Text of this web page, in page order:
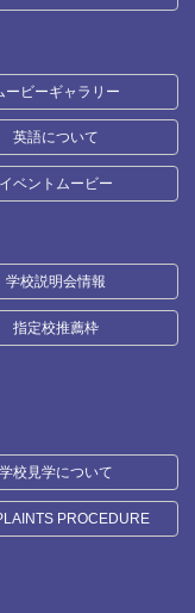
ービーギャラリー
英語について
イベントムービー
学校説明会情報
指定校推薦枠
学校見学について
PROCEDURE